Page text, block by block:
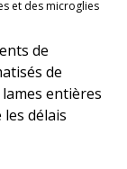
et des microglies
de
de
entières
délais